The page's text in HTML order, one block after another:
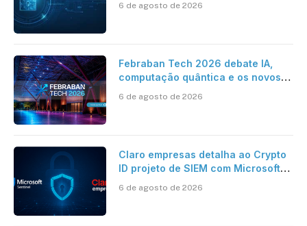
6 de agosto de 2026
Febraban Tech 2026 debate IA,
computação quântica e os novos
6 de agosto de 2026
Claro empresas detalha ao Crypto
ID projeto de SIEM com Microsoft
automatizada
6 de agosto de 2026